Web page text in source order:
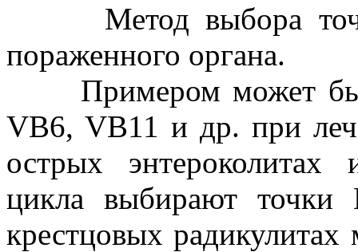
Метод выбора
пораженного органа.
Примером может быть
VB6, VB11 и др. при
острых энтероколитах
цикла выбирают
крестцовых